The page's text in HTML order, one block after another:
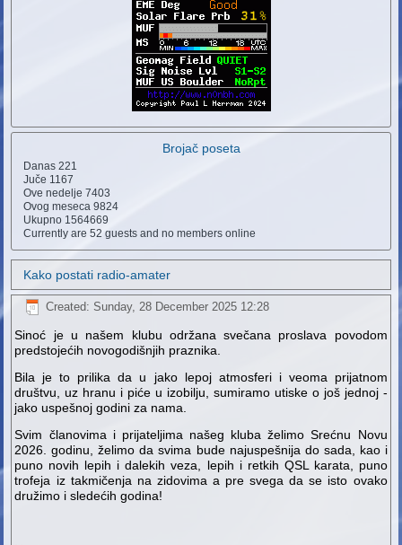
Brojač poseta
Danas221
Juče 1167
Ove nedelje7403
Ovog meseca9824
Ukupno 1564669
Currently are 52 guests and no members online
Kako postati radio-amater
Created: Sunday, 28 December 2025 12:28
Sinoć je u našem klubu održana svečana proslava povodom
predstojećih novogodišnjih praznika.
Bila je to prilika da u jako lepoj atmosferi i veoma prijatnom
društvu, uz hranu i piće u izobilju, sumiramo utiske o još jednoj -
jako uspešnoj godini za nama.
Svim članovima i prijateljima našeg kluba želimo Srećnu Novu
2026. godinu, želimo da svima bude najuspešnija do sada, kao i
puno novih lepih i dalekih veza, lepih i retkih QSL karata, puno
trofeja iz takmičenja na zidovima a pre svega da se isto ovako
družimo i sledećih godina!